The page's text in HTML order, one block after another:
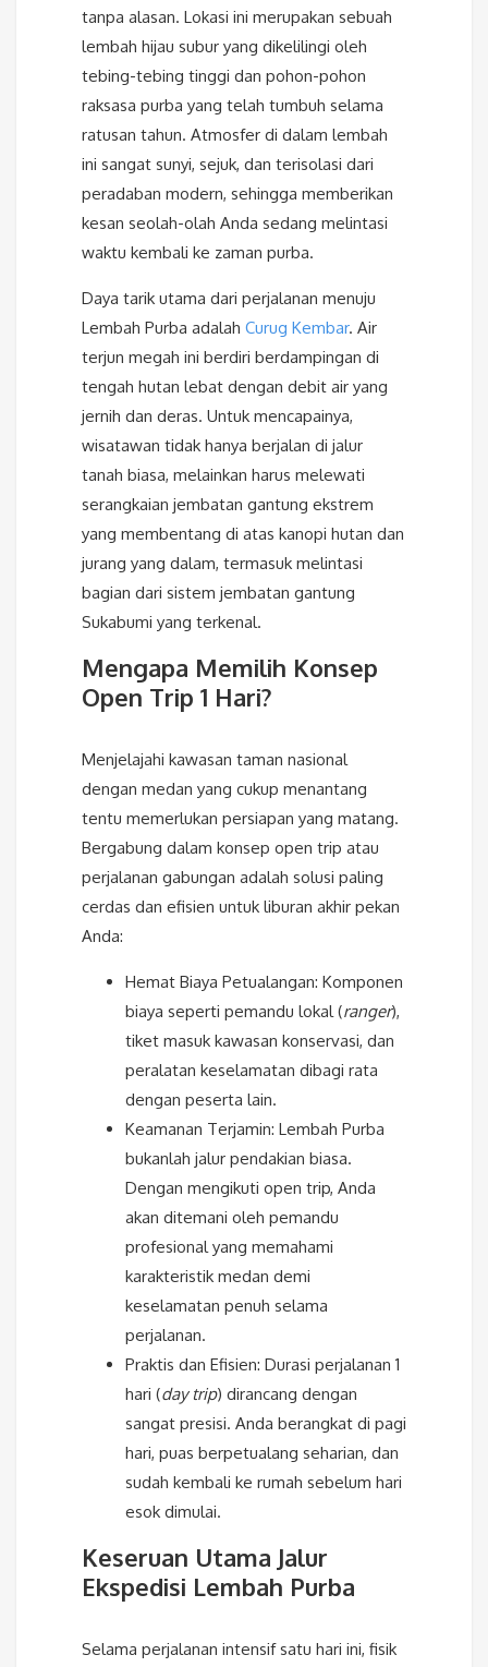
tanpa alasan. Lokasi ini merupakan sebuah
lembah hijau subur yang dikelilingi oleh
tebing-tebing tinggi dan pohon-pohon
raksasa purba yang telah tumbuh selama
ratusan tahun. Atmosfer di dalam lembah
ini sangat sunyi, sejuk, dan terisolasi dari
peradaban modern, sehingga memberikan
kesan seolah-olah Anda sedang melintasi
waktu kembali ke zaman purba.
Daya tarik utama dari perjalanan menuju
Lembah Purba adalah Curug Kembar. Air
terjun megah ini berdiri berdampingan di
tengah hutan lebat dengan debit air yang
jernih dan deras. Untuk mencapainya,
wisatawan tidak hanya berjalan di jalur
tanah biasa, melainkan harus melewati
serangkaian jembatan gantung ekstrem
yang membentang di atas kanopi hutan dan
jurang yang dalam, termasuk melintasi
bagian dari sistem jembatan gantung
Sukabumi yang terkenal.
Mengapa Memilih Konsep
Open Trip 1 Hari?
Menjelajahi kawasan taman nasional
dengan medan yang cukup menantang
tentu memerlukan persiapan yang matang.
Bergabung dalam konsep open trip atau
perjalanan gabungan adalah solusi paling
cerdas dan efisien untuk liburan akhir pekan
Anda:
Hemat Biaya Petualangan: Komponen
biaya seperti pemandu lokal (ranger),
tiket masuk kawasan konservasi, dan
peralatan keselamatan dibagi rata
dengan peserta lain.
Keamanan Terjamin: Lembah Purba
bukanlah jalur pendakian biasa.
Dengan mengikuti open trip, Anda
akan ditemani oleh pemandu
profesional yang memahami
karakteristik medan demi
keselamatan penuh selama
perjalanan.
Praktis dan Efisien: Durasi perjalanan 1
hari (day trip) dirancang dengan
sangat presisi. Anda berangkat di pagi
hari, puas berpetualang seharian, dan
sudah kembali ke rumah sebelum hari
esok dimulai.
Keseruan Utama Jalur
Ekspedisi Lembah Purba
Selama perjalanan intensif satu hari ini, fisik